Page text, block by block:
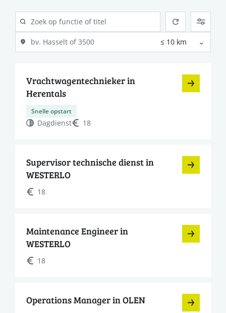
Vrachtwagentechnieker in
Herentals
Snelle opstart
Dagdienst 18
Supervisor technische dienst in
WESTERLO
18
Maintenance Engineer in
WESTERLO
18
Operations Manager in OLEN